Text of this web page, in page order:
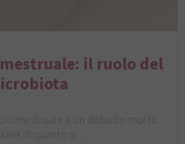
il ruolo del
mestruale è un disturbo molto
di quanto si…